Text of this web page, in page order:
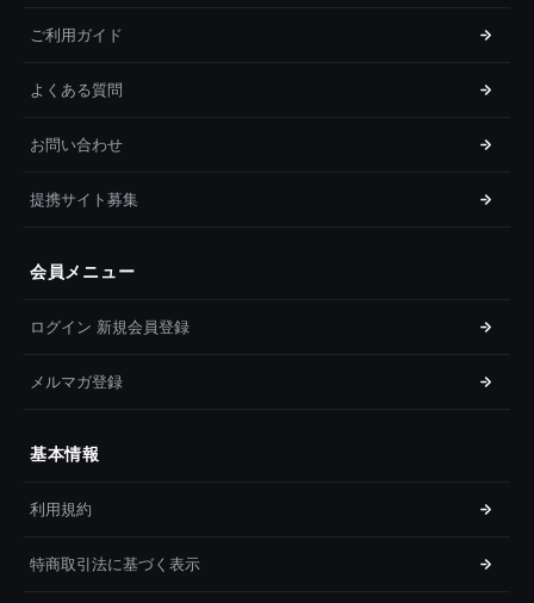
ご利用ガイド
よくある質問
お問い合わせ
提携サイト募集
会員メニュー
ログイン 新規会員登録
メルマガ登録
基本情報
利用規約
特商取引法に基づく表示